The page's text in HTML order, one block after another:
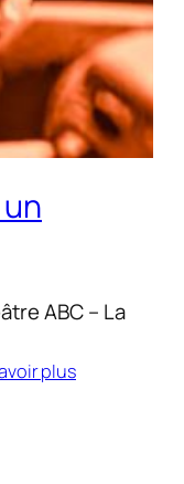
ABC – La
plus